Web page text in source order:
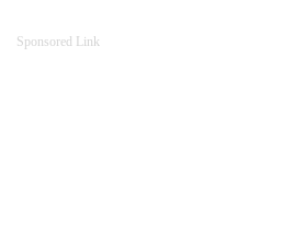
Sponsored Link